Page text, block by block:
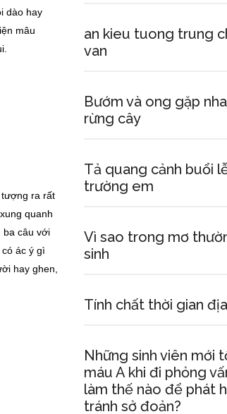
dào hay
mâu
ra rất
quanh
ba câu với
ác ý gì
hay ghen,
an kieu tuong trung
van
Bướm và ong gặp
rừng cây
Tả quang cảnh buổi
trường em
Vì sao trong mơ
sinh
Tính chất thời gian
Những sinh viên mới
máu A khi đi phỏng
làm thế nào để phát
tránh sở đoản?